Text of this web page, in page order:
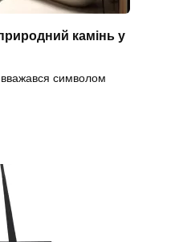
камінь у
символом